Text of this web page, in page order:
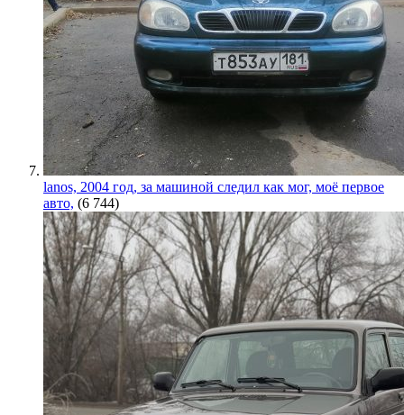
lanos, 2004 год, за машиной следил как мог, моё первое
авто, (6 744)